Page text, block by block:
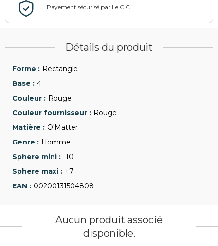
Détails du produit
Rectangle
4
Rouge
Rouge
O'Matter
Homme
-10
+7
00200131504808
Aucun produit associé
disponible.